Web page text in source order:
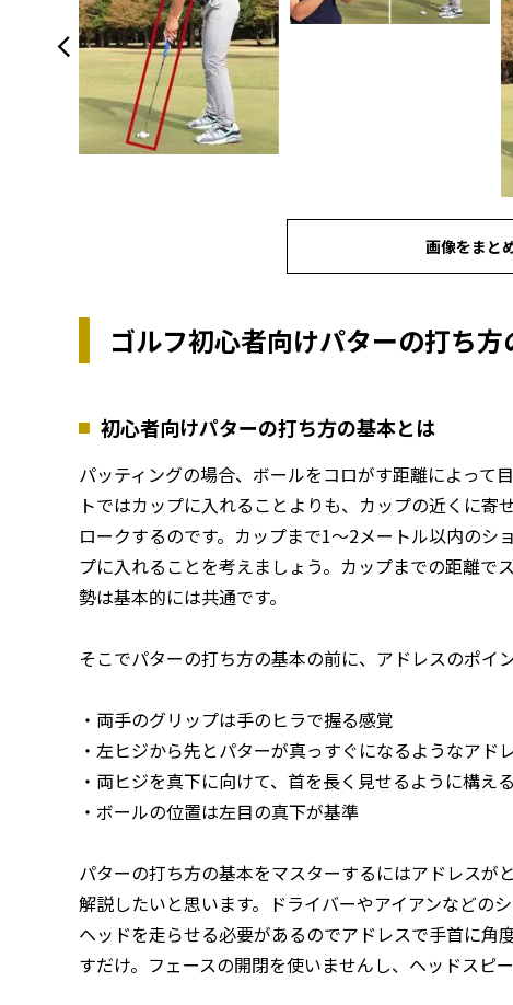
画像をまと
ゴルフ初心者向けパターの打ち
初心者向けパターの打ち方の基本とは
パッティングの場合、ボールをコロがす距離によって
トではカップに入れることよりも、カップの近くに
ロークするのです。カップまで1〜2メートル以内の
プに入れることを考えましょう。カップまでの距離
勢は基本的には共通です。
そこでパターの打ち方の基本の前に、アドレスのポイ
・両手のグリップは手のヒラで握る感覚
・左ヒジから先とパターが真っすぐになるようなアド
・両ヒジを真下に向けて、首を長く見せるように構える
・ボールの位置は左目の真下が基準
パターの打ち方の基本をマスターするにはアドレスが
解説したいと思います。ドライバーやアイアンなどの
ヘッドを走らせる必要があるのでアドレスで手首に角
すだけ。フェースの開閉を使いませんし、ヘッドスピ